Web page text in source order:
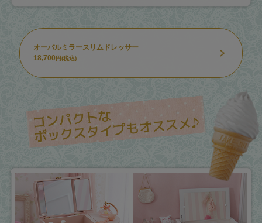
オーバルミラースリムドレッサー
18,700 円(税込)